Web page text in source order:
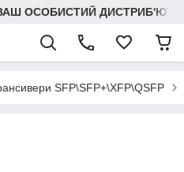
ОСОБИСТИЙ
SFP\SFP+\XFP\QSFP